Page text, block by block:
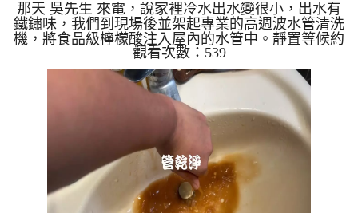
平鎮 平東路 水管清洗
那天 吳先生 來電，說家裡冷水出水變很小，出水有
鐵鏽味，我們到現場後並架起專業的高週波水管清洗
機，將食品級檸檬酸注入屋內的水管中。靜置等候約
15分鐘後，利用水管清洗機啟動水槌模式進行脈衝清
洗。 當機器開始運作，眼前的景象讓人震撼：一開
始，水龍頭便噴出濃稠的深棕色銹水；緊接著，水質
忽然轉變為深綠色的髒水，看起來就像是一杯濃郁的
蔬果汁。專業團隊兩個多小時的細心反覆清洗，水質
終於回復清澈，且冷水的出水量也完全恢復正常，順
暢如新。 從水管清洗的顏色，看懂您的居家水質與
管垢秘密 許多人好...
觀看次數：539